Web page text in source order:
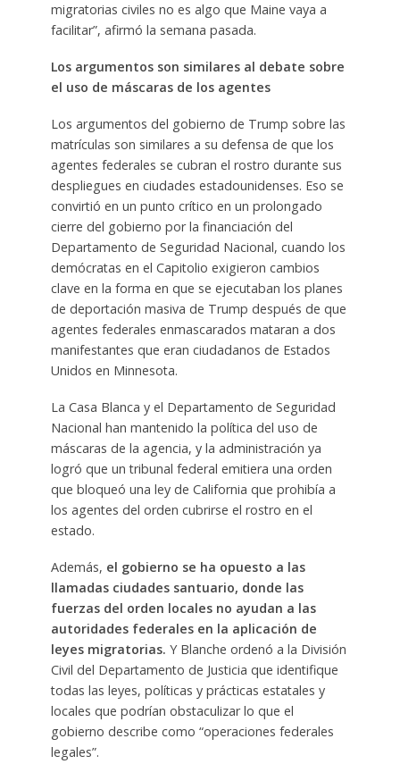
migratorias civiles no es algo que Maine vaya a
facilitar”, afirmó la semana pasada.
Los argumentos son similares al debate sobre
el uso de máscaras de los agentes
Los argumentos del gobierno de Trump sobre las
matrículas son similares a su defensa de que los
agentes federales se cubran el rostro durante sus
despliegues en ciudades estadounidenses. Eso se
convirtió en un punto crítico en un prolongado
cierre del gobierno por la financiación del
Departamento de Seguridad Nacional, cuando los
demócratas en el Capitolio exigieron cambios
clave en la forma en que se ejecutaban los planes
de deportación masiva de Trump después de que
agentes federales enmascarados mataran a dos
manifestantes que eran ciudadanos de Estados
Unidos en Minnesota.
La Casa Blanca y el Departamento de Seguridad
Nacional han mantenido la política del uso de
máscaras de la agencia, y la administración ya
logró que un tribunal federal emitiera una orden
que bloqueó una ley de California que prohibía a
los agentes del orden cubrirse el rostro en el
estado.
Además, el gobierno se ha opuesto a las
llamadas ciudades santuario, donde las
fuerzas del orden locales no ayudan a las
autoridades federales en la aplicación de
leyes migratorias. Y Blanche ordenó a la División
Civil del Departamento de Justicia que identifique
todas las leyes, políticas y prácticas estatales y
locales que podrían obstaculizar lo que el
gobierno describe como “operaciones federales
legales”.